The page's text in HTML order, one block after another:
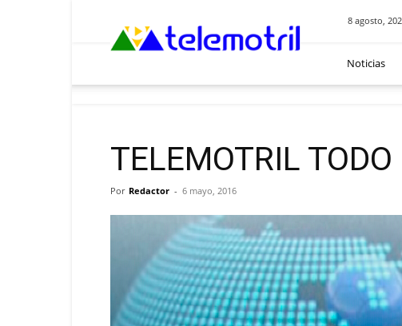
8 agosto,
Noticias
TELEMOTRIL
Por Redactor - 6 mayo, 2016